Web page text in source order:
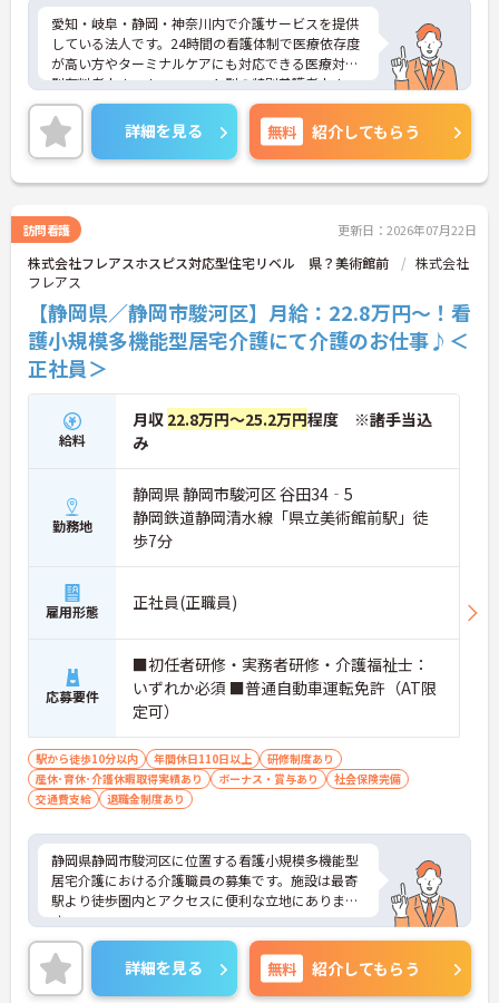
愛知・岐阜・静岡・神奈川内で介護サービスを提供
している法人です。24時間の看護体制で医療依存度
が高い方やターミナルケアにも対応できる医療対応
型有料老人ホーム、ユニット型の特別養護老人ホー
ムを運営しています。利用者様とスタッフとの距離
も近く、一人ひとりに寄り添ったケアが実現できま
す。福利厚生も整っており長く安心してご就業でき
る環境です。ご興味ある方には、面接対策ポイント
など、さらに詳細をお話しいたしますのでお気軽に
詳細を見る 無料 紹介してもらう
訪問看護 更新日：2026年07月22日
株式会社フレアスホスピス対応型住宅リベル 県？美術館前
株式会社
フレアス
【静岡県／静岡市駿河区】月給：22.8万円～！看
護小規模多機能型居宅介護にて介護のお仕事♪＜
正社員＞
給料
月収 22.8万円～25.2万円程度 ※諸手当込
み
勤務地
静岡県 静岡市駿河区 谷田34‐5
静岡鉄道静岡清水線「県立美術館前駅」徒
歩7分
雇用形態 正社員(正職員)
応募要件
■初任者研修・実務者研修・介護福祉士：
いずれか必須 ■普通自動車運転免許（AT限
定可）
駅から徒歩10分以内 年間休日110日以上
研修制度あり
産休･育休･介護休暇取得実績あり
ボーナス・賞与あり
社会保険完備
交通費支給
退職金制度あり
静岡県静岡市駿河区に位置する看護小規模多機能型
居宅介護における介護職員の募集です。施設は最寄
駅より徒歩圏内とアクセスに便利な立地にありま
す。
福利厚生が充実しています。働きやすい環境が整っ
ており、安心して長くご勤務いただけます。また、
年間休日115日もあり、プライベートを大切にしな
詳細を見る 無料 紹介してもらう